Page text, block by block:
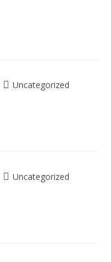
Uncategorized
Uncategorized